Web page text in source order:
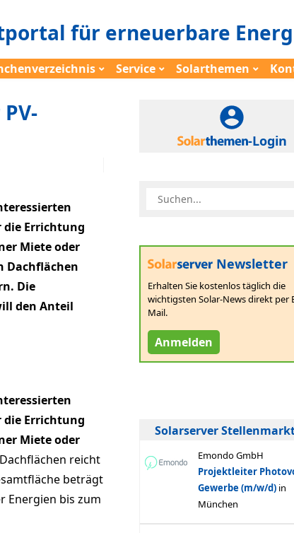
für erneuerbare
Service Solarthemen
die Errichtung
Miete oder
Dachflächen
Die
den Anteil
die Errichtung
Miete oder
reicht
beträgt
Energien bis zum
-Login
Newsletter
Erhalten Sie kostenlos täglich die
wichtigsten Solar-News direkt per
Mail.
Anmelden
Solarserver